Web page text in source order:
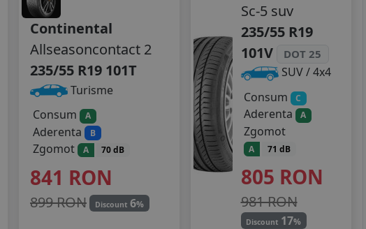
Continental
Allseasoncontact 2
235/55 R19 101T
Turisme
Consum
A
Aderenta B
Zgomot A 70 dB
841 RON
899 RON Discount 6%
Sc-5 suv
235/55 R19
101V
DOT 25
SUV / 4x4
Consum
C
Aderenta A
Zgomot
A 71 dB
805 RON
981 RON
Discount 17%